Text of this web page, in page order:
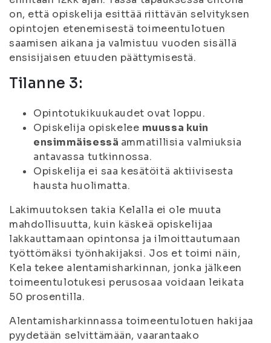
on, että opiskelija esittää riittävän selvityksen
opintojen etenemisestä toimeentulotuen
saamisen aikana ja valmistuu vuoden sisällä
ensisijaisen etuuden päättymisestä.
Tilanne 3:
Opintotukikuukaudet ovat loppu.
Opiskelija opiskelee muussa kuin
ensimmäisessä ammatillisia valmiuksia
antavassa tutkinnossa.
Opiskelija ei saa kesätöitä aktiivisesta
hausta huolimatta.
Lakimuutoksen takia Kelalla ei ole muuta
mahdollisuutta, kuin käskeä opiskelijaa
lakkauttamaan opintonsa ja ilmoittautumaan
työttömäksi työnhakijaksi. Jos et toimi näin,
Kela tekee alentamisharkinnan, jonka jälkeen
toimeentulotukesi perusosaa voidaan leikata
50 prosentilla.
Alentamisharkinnassa toimeentulotuen hakijaa
pyydetään selvittämään, vaarantaako